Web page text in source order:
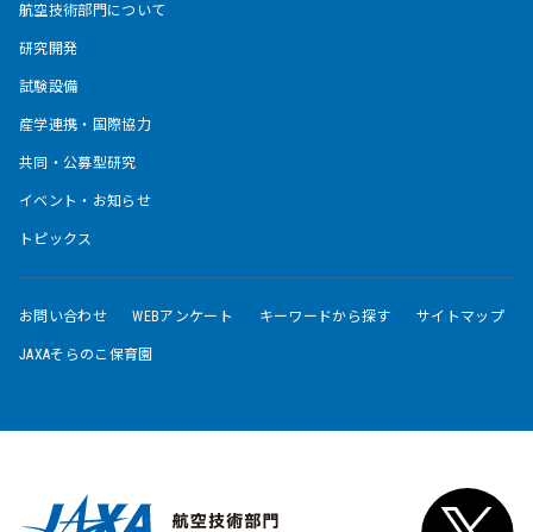
航空技術部門について
研究開発
試験設備
産学連携・国際協力
共同・公募型研究
イベント・お知らせ
トピックス
お問い合わせ WEBアンケート キーワードから探す サイトマップ
JAXAそらのこ保育園